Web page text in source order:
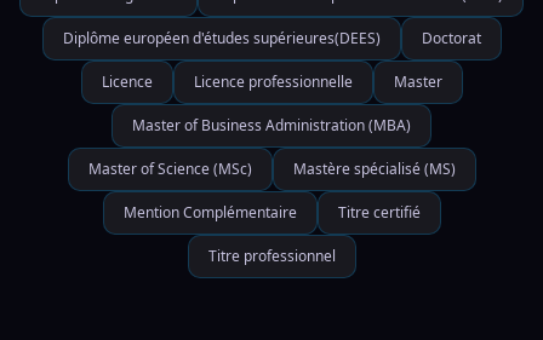
Diplôme européen d'études supérieures(DEES) Doctorat
Licence Licence professionnelle Master
Master of Business Administration (MBA)
Master of Science (MSc) Mastère spécialisé (MS)
Mention Complémentaire Titre certifié
Titre professionnel